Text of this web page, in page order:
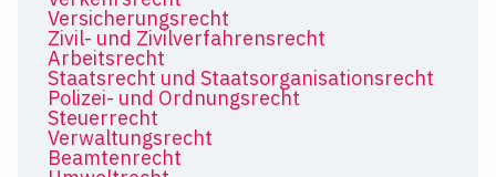
Versicherungsrecht
Zivil- und Zivilverfahrensrecht
Arbeitsrecht
Staatsrecht und Staatsorganisationsrecht
Polizei- und Ordnungsrecht
Steuerrecht
Verwaltungsrecht
Beamtenrecht